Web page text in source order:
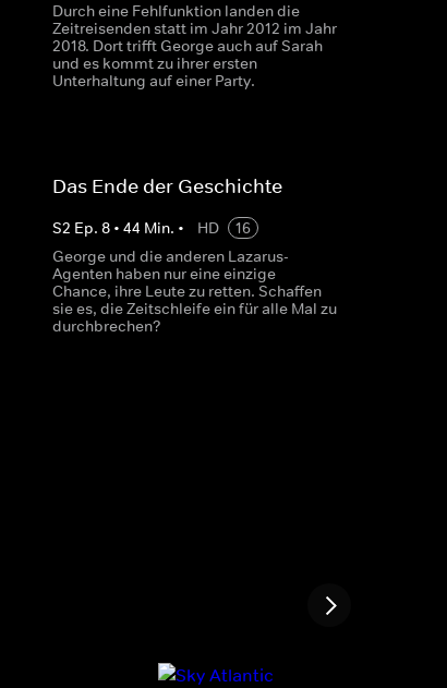
Durch eine Fehlfunktion landen die
Zeitreisenden statt im Jahr 2012 im Jahr
2018. Dort trifft George auch auf Sarah
und es kommt zu ihrer ersten
Unterhaltung auf einer Party.
Das Ende der Geschichte
S2 Ep. 8• 44 Min. • HD
16
George und die anderen Lazarus-
Agenten haben nur eine einzige
Chance, ihre Leute zu retten. Schaffen
sie es, die Zeitschleife ein für alle Mal zu
durchbrechen?